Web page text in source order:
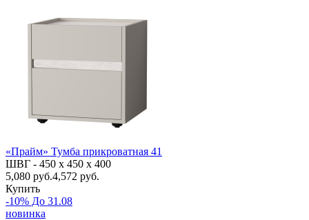
«Прайм» Тумба прикроватная 41
ШВГ - 450 х 450 х 400
5,080 руб.4,572 руб.
Купить
-10% До 31.08
новинка